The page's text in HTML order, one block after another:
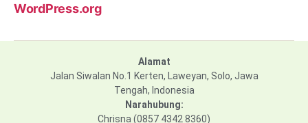
WordPress.org
Alamat
Jalan Siwalan No.1 Kerten, Laweyan, Solo, Jawa
Tengah, Indonesia
Narahubung:
Chrisna (0857 4342 8360)